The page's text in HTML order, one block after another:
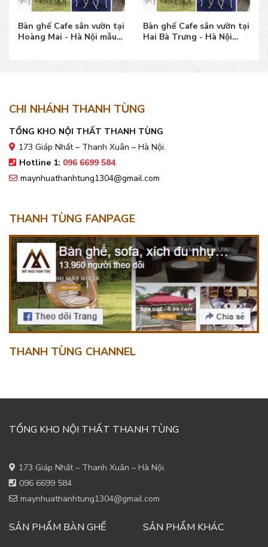
Bàn ghế Cafe sân vườn tại
Hoàng Mai - Hà Nội mẫu
Bàn ghế Cafe sân vườn tại
Hai Bà Trưng - Hà Nội
CHI NHÁNH THANH TÙNG
TỔNG KHO NỘI THẤT THANH TÙNG
173 Giáp Nhất – Thanh Xuân – Hà Nội.
Hotline 1: 096 6699 584
maynhuathanhtung1304@gmail.com
THANH TÙNG FANPAGE
THANH TÙNG CHANNEL
TỔNG KHO NỘI THẤT THANH TÙNG
173 Giáp Nhất – Thanh Xuân – Hà Nội.
096 6699 584
maynhuathanhtung1304@gmail.com
SẢN PHẨM BÀN GHẾ SẢN PHẨM KHÁC